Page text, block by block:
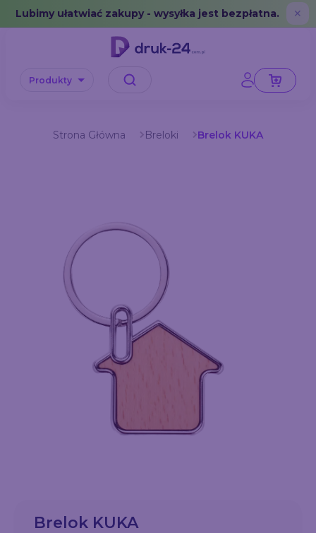
Error: No data in cache or invalid format
Lubimy ułatwiać zakupy - wysyłka jest bezpłatna. ✕
Produkty
Strona Główna Breloki Brelok KUKA
Brelok KUKA